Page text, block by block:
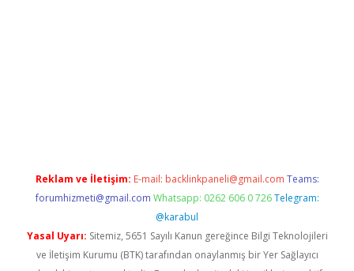
Reklam ve İletişim: E-mail: backlinkpaneli@gmail.com Teams:
forumhizmeti@gmail.com Whatsapp: 0262 606 0 726 Telegram:
@karabul
Yasal Uyarı: Sitemiz, 5651 Sayılı Kanun gereğince Bilgi Teknolojileri
ve İletişim Kurumu (BTK) tarafından onaylanmış bir Yer Sağlayıcı